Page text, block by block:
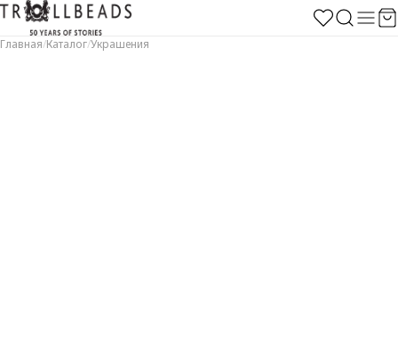
Главная/Каталог/Украшения